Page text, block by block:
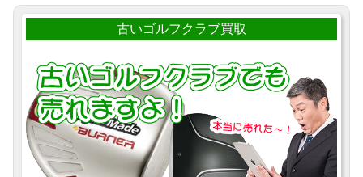
古いゴルフクラブ買取